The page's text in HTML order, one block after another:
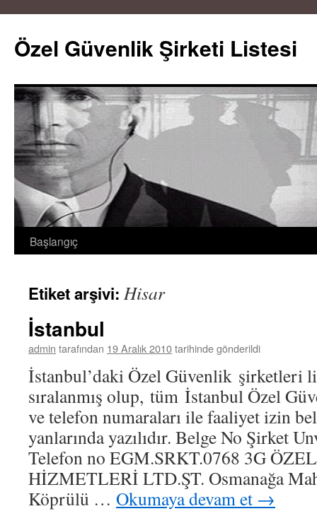
Özel Güvenlik Şirketi Listesi
İçeriğe
Başlangıç
Etiket arşivi: Hisar
İstanbul
admin tarafından 19 Aralık 2010tarihinde gönderildi
İstanbul’daki Özel Güvenlik şirketleri
sıralanmış olup, tüm İstanbul Özel
ve telefon numaraları ile faaliyet izin
yanlarında yazılıdır. Belge No Şirket
Telefon no EGM.SRKT.0768 3G
HİZMETLERİ LTD.ŞT. Osmanağa
Köprülü … Okumaya devam et →